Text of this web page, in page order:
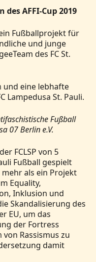
AFFI-Cup 2019
Fußballprojekt für
und junge
des FC St.
und eine lebhafte
Lampedusa St. Pauli.
Fußball
07 Berlin e.V.
FCLSP von 5
Fußball gespielt
mehr als ein Projekt
Equality,
Inklusion und
Skandalisierung des
EU, um das
der Fortress
Rassismus zu
damit